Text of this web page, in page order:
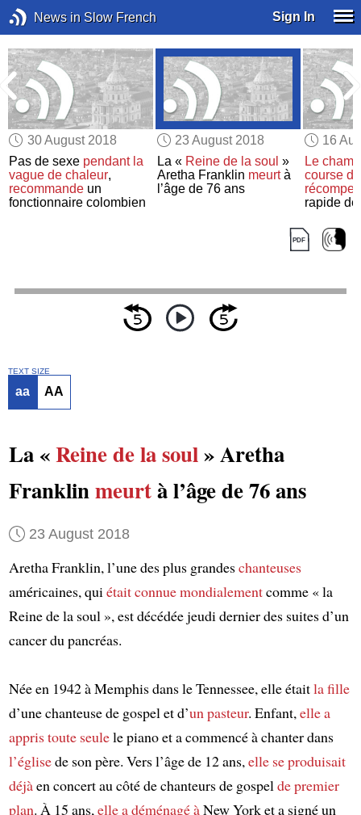
News in Slow French Sign In
30 August 2018
Pas de sexe pendant la
vague de chaleur,
recommande un
fonctionnaire colombien
23 August 2018
La « Reine de la soul »
Aretha Franklin meurtà
l’âge de 76 ans
16
Le
course
rapide
TEXT SIZE
aa AA
La «Reine de la soul» Aretha
Franklinmeurtà l’âge de 76 ans
23 August 2018
Aretha Franklin, l’une des plus grandeschanteuses
américaines, quiétait connue mondialementcomme « la
Reine de la soul », est décédée jeudi dernier des suites d’un
cancer du pancréas.
Née en 1942 à Memphis dans le Tennessee, elle étaitla fille
d’une chanteuse de gospel et d’un pasteur. Enfant,elle a
appris toute seulele piano et a commencé à chanter dans
l’églisede son père. Vers l’âge de 12 ans,elle se produisait
déjàen concert au côté de chanteurs de gospelde premier
plan. À 15 ans,elle a déménagé àNew York et a signé un